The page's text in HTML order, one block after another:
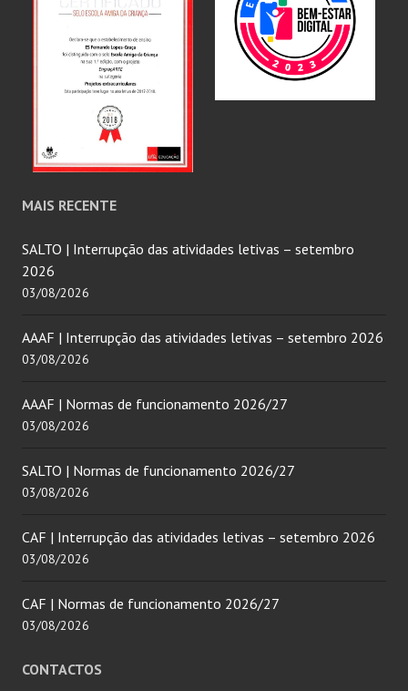
MAIS RECENTE
SALTO | Interrupção das atividades letivas – setembro
2026
03/08/2026
AAAF | Interrupção das atividades letivas – setembro 2026
03/08/2026
AAAF | Normas de funcionamento 2026/27
03/08/2026
SALTO | Normas de funcionamento 2026/27
03/08/2026
CAF | Interrupção das atividades letivas – setembro 2026
03/08/2026
CAF | Normas de funcionamento 2026/27
03/08/2026
CONTACTOS